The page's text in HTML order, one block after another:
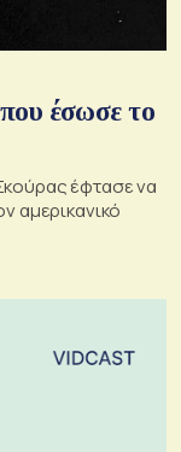
έσωσε το
έφτασε να
αμερικανικό